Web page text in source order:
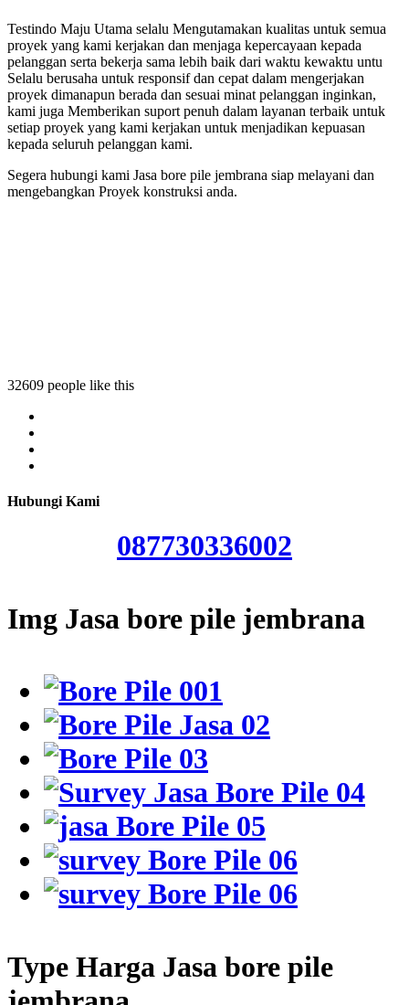
Testindo Maju Utama selalu Mengutamakan kualitas untuk semua
proyek yang kami kerjakan dan menjaga kepercayaan kepada
pelanggan serta bekerja sama lebih baik dari waktu kewaktu untu
Selalu berusaha untuk responsif dan cepat dalam mengerjakan
proyek dimanapun berada dan sesuai minat pelanggan inginkan,
kami juga Memberikan suport penuh dalam layanan terbaik untuk
setiap proyek yang kami kerjakan untuk menjadikan kepuasan
kepada seluruh pelanggan kami.
Segera hubungi kami Jasa bore pile jembrana siap melayani dan
mengebangkan Proyek konstruksi anda.
32609 people like this
Hubungi Kami
087730336002
Img Jasa bore pile jembrana
Type Harga Jasa bore pile